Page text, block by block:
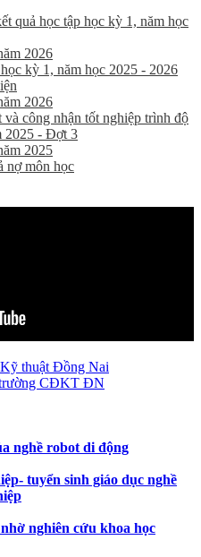
quả học tập học kỳ 1, năm học
2026
kỳ 1, năm học 2025 - 2026
2026
công nhận tốt nghiệp trình độ
2025 - Đợt 3
2025
nợ môn học
thuật Đồng Nai
CĐKT ĐN
nghề robot di động
tuyển sinh giáo dục nghề
nghiên cứu khoa học